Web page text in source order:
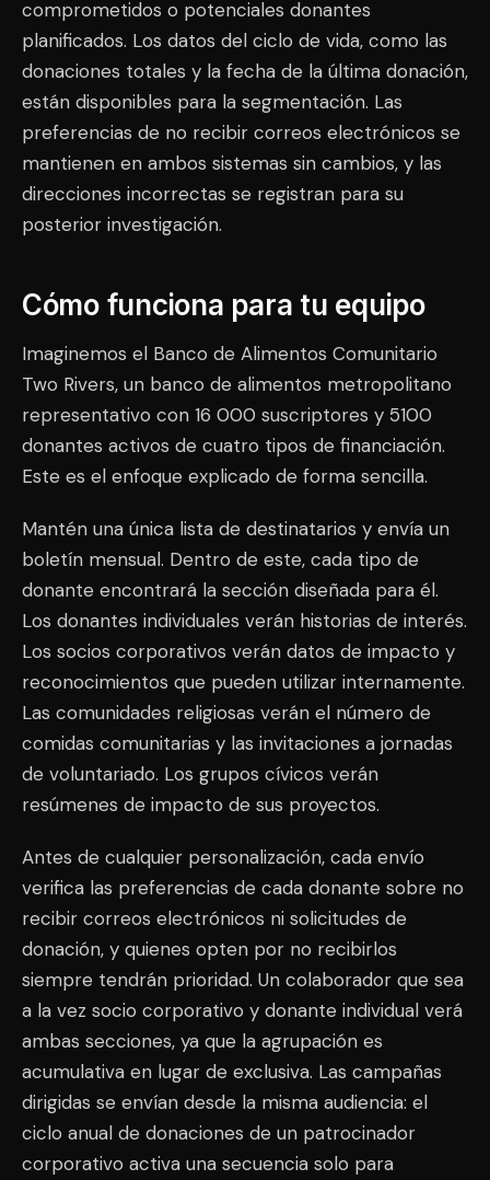
comprometidos o potenciales donantes
planificados. Los datos del ciclo de vida, como las
donaciones totales y la fecha de la última donación,
están disponibles para la segmentación. Las
preferencias de no recibir correos electrónicos se
mantienen en ambos sistemas sin cambios, y las
direcciones incorrectas se registran para su
posterior investigación.
Cómo funciona para tu equipo
Imaginemos el Banco de Alimentos Comunitario
Two Rivers, un banco de alimentos metropolitano
representativo con 16 000 suscriptores y 5100
donantes activos de cuatro tipos de financiación.
Este es el enfoque explicado de forma sencilla.
Mantén una única lista de destinatarios y envía un
boletín mensual. Dentro de este, cada tipo de
donante encontrará la sección diseñada para él.
Los donantes individuales verán historias de interés.
Los socios corporativos verán datos de impacto y
reconocimientos que pueden utilizar internamente.
Las comunidades religiosas verán el número de
comidas comunitarias y las invitaciones a jornadas
de voluntariado. Los grupos cívicos verán
resúmenes de impacto de sus proyectos.
Antes de cualquier personalización, cada envío
verifica las preferencias de cada donante sobre no
recibir correos electrónicos ni solicitudes de
donación, y quienes opten por no recibirlos
siempre tendrán prioridad. Un colaborador que sea
a la vez socio corporativo y donante individual verá
ambas secciones, ya que la agrupación es
acumulativa en lugar de exclusiva. Las campañas
dirigidas se envían desde la misma audiencia: el
ciclo anual de donaciones de un patrocinador
corporativo activa una secuencia solo para